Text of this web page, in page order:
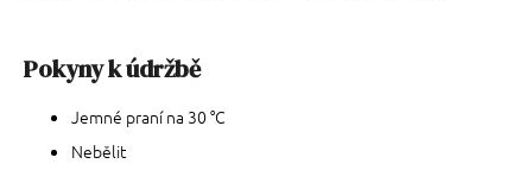
Pokyny k údržbě
Jemné praní na 30 °C
Nebělit